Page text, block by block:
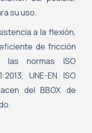
su uso.
a la flexión,
de fricción
las normas ISO
UNE-EN ISO
del BBOX de